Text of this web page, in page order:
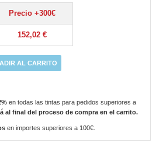
Precio +300€
152,02 €
AL CARRITO
en todas las tintas para pedidos superiores a
al final del proceso de compra en el carrito.
en importes superiores a 100€.